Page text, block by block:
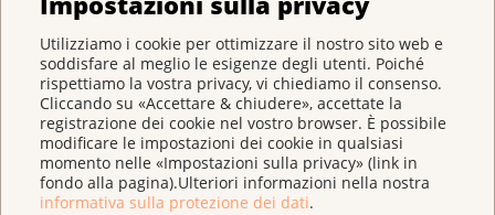
Utilizziamo i cookie per ottimizzare il nostro sito web e
soddisfare al meglio le esigenze degli utenti. Poiché
rispettiamo la vostra privacy, vi chiediamo il consenso.
Cliccando su «Accettare & chiudere», accettate la
registrazione dei cookie nel vostro browser. È possibile
modificare le impostazioni dei cookie in qualsiasi
momento nelle «Impostazioni sulla privacy» (link in
fondo alla pagina).Ulteriori informazioni nella nostra
informativa sulla protezione dei dati.
25,4 milioni di franchi per 166 progetti di ricerca
Le conoscenze accumulate dai pazienti sul loro stato
di salute, ma anche i dati delle casse malati sono
esempi di fonti di sapere lungamente trascurate da
cui ora possono attingere gli scienziati per conseguire
ulteriori progressi nel trattamento e nell’assistenza